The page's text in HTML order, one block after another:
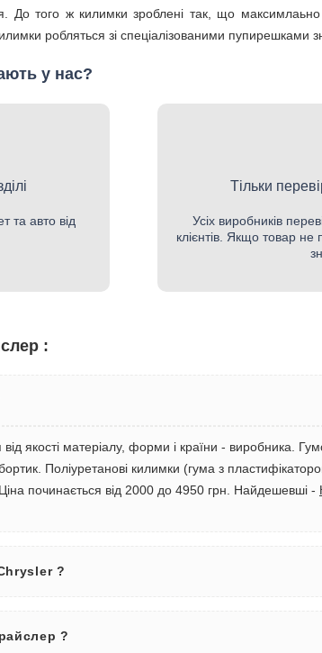
До того ж килимки зроблені так, що
робляться зі спеціалізованими пупирешками
у нас?
та авто від
Тільки
Усіх виробників
клієнтів. Якщо товар не
:
якості матеріалу, форми і країни - виробника.
Поліуретанові килимки (гума з
починається від 2000 до 4950 грн. Найдешевші -
?
?